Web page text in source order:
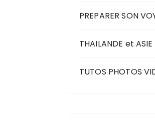
PREPARER SON
THAILANDE et ASIE
TUTOS PHOTOS